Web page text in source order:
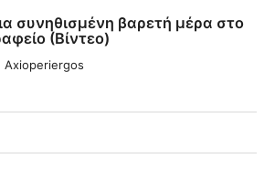
συνηθισμένη βαρετή μέρα στο
(Βίντεο)
Axioperiergos